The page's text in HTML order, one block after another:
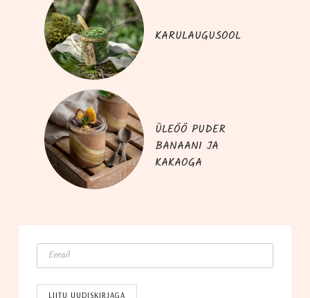
KARULAUGUSOOL
ÜLEÖÖ PUDER
BANAANI JA
KAKAOGA